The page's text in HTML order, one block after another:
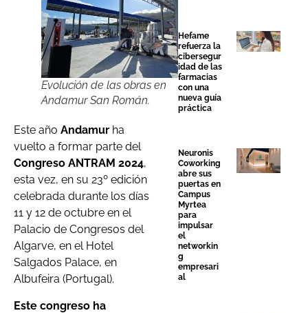
Evolución de las obras en
Andamur San Román.
Este año Andamur ha
vuelto a formar parte del
Congreso ANTRAM 2024,
esta vez, en su 23º edición
celebrada durante los días
11 y 12 de octubre en el
Palacio de Congresos del
Algarve, en el Hotel
Salgados Palace, en
Albufeira (Portugal).
Este congreso ha
Hefame
refuerza la
cibersegur
idad de las
farmacias
con una
nueva guía
práctica
Neuronis
Coworking
abre sus
puertas en
Campus
Myrtea
para
impulsar
el
networkin
g
empresari
al